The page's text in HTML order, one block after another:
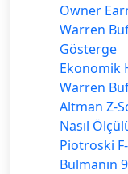
Owner
Warren
Gösterge
Ekonomik
Warren
Altman Z-
Nasıl
Piotroski
Bulmanın